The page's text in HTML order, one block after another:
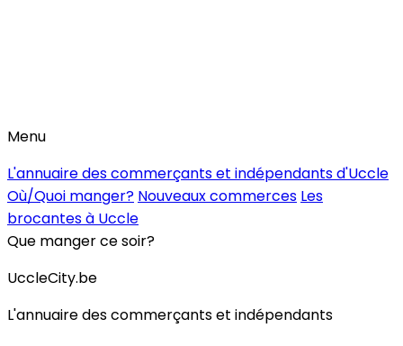
Menu
L'annuaire des commerçants et indépendants d'Uccle
Où/Quoi manger? Nouveaux commerces Les
brocantes à Uccle
Que manger ce soir?
UccleCity.be
L'annuaire des commerçants et indépendants